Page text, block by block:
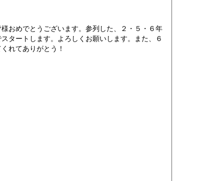
おめでとうございます。参列した、２・５・６年
タートします。よろしくお願いします。また、６
れてありがとう！